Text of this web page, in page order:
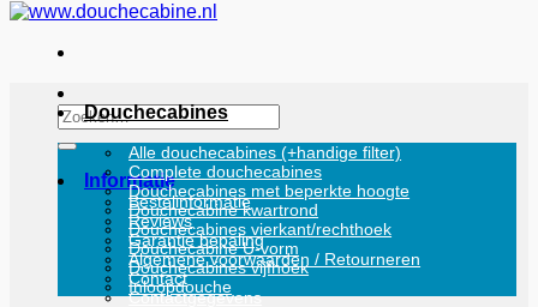
Zoeken
naar:
Informatie
Bestelinformatie
Reviews
Garantie bepaling
Algemene voorwaarden / Retourneren
Contact
Contactgegevens
Douchecabines
Alle douchecabines (+handige filter)
Complete douchecabines
Douchecabines met beperkte hoogte
Douchecabine kwartrond
Douchecabines vierkant/rechthoek
Douchecabine U-vorm
Douchecabines vijfhoek
Inloopdouche